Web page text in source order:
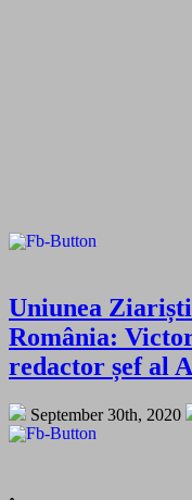
Uniunea
România:
redactor șef al
September 30th, 2020